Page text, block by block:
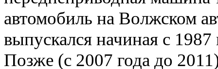
автомобиль на Волжском
выпускался начиная с
Позже (с 2007 года до